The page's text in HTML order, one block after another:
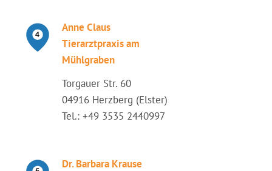
Anne Claus
Tierarztpraxis am
Mühlgraben
Torgauer Str. 60
04916 Herzberg (Elster)
Tel.: +49 3535 2440997
Dr. Barbara Krause